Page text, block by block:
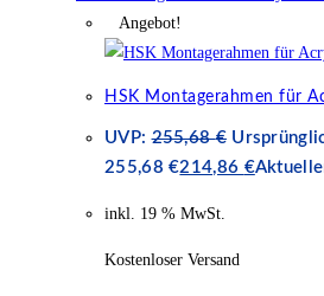
Angebot!
HSK Montagerahmen für
UVP: 255,68€
255,68 €214,86 €
inkl. 19 % MwSt.
Kostenloser Versand